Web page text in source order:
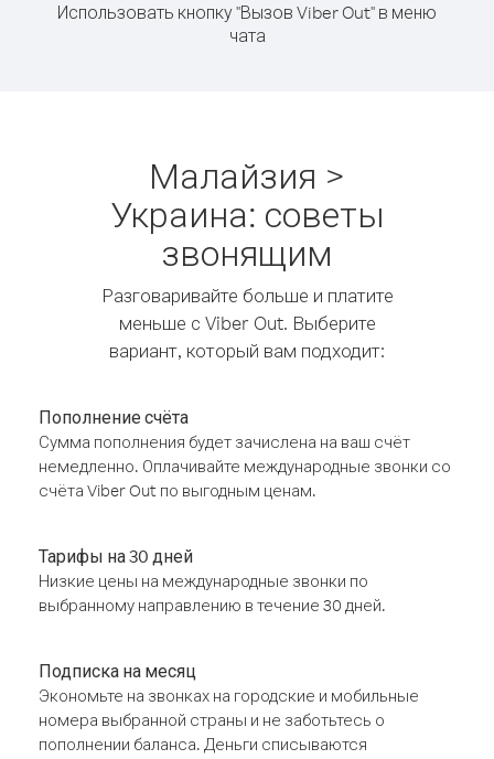
Использовать кнопку "Вызов Viber Out" в меню
чата
Малайзия >
Украина: советы
звонящим
Разговаривайте больше и платите
меньше с Viber Out. Выберите
вариант, который вам подходит:
Пополнение счёта
Сумма пополнения будет зачислена на ваш счёт
немедленно. Оплачивайте международные звонки со
счёта Viber Out по выгодным ценам.
Тарифы на 30 дней
Низкие цены на международные звонки по
выбранному направлению в течение 30 дней.
Подписка на месяц
Экономьте на звонках на городские и мобильные
номера выбранной страны и не заботьтесь о
пополнении баланса. Деньги списываются